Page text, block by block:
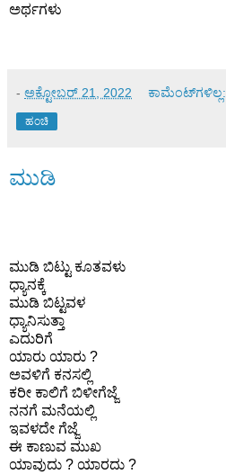
ಅರ್ಥಗಳು
- ಅಕ್ಟೋಬರ್ 21, 2022 ಕಾಮೆಂಟ್‌ಗಳಿಲ್ಲ:
ಹಂಚಿ
ಮುಡಿ
ಮುಡಿ ಬಿಟ್ಟು ಕೂತವಳು
ಧ್ಯಾನಕ್ಕೆ
ಮುಡಿ ಬಿಟ್ಟವಳ
ಧ್ಯಾನಿಸುತ್ತಾ
ಎದುರಿಗೆ
ಯಾರು ಯಾರು ?
ಅವಳಿಗೆ ಕನಸಲ್ಲಿ
ಕರೀ ಕಾಲಿಗೆ ಬಿಳೀಗೆಜ್ಜೆ
ನನಗೆ ಮನೆಯಲ್ಲಿ
ಇವಳದೇ ಗೆಜ್ಜೆ
ಈ ಕಾಣುವ ಮುಖ
ಯಾವುದು ? ಯಾರದು ?